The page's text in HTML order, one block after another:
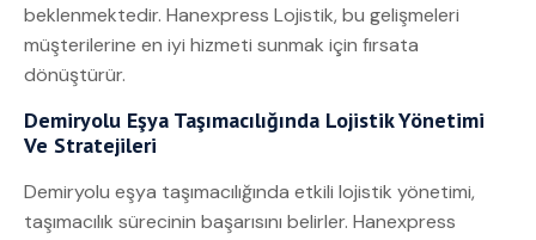
beklenmektedir. Hanexpress Lojistik, bu gelişmeleri
müşterilerine en iyi hizmeti sunmak için fırsata
dönüştürür.
Demiryolu Eşya Taşımacılığında Lojistik Yönetimi
Ve Stratejileri
Demiryolu eşya taşımacılığında etkili lojistik yönetimi,
taşımacılık sürecinin başarısını belirler. Hanexpress